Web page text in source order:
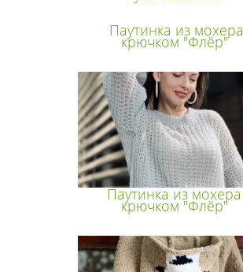
Паутинка из мохера
крючком "Флёр"
Паутинка из мохера
крючком "Флёр"